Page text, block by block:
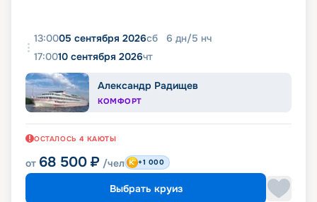
13:0005 сентября 2026сб 6 дн/5 нч
17:0010 сентября 2026чт
Александр Радищев
КОМФОРТ
ОСТАЛОСЬ 4 КАЮТЫ
от 68 500 ₽ /чел +1 000
Выбрать круиз